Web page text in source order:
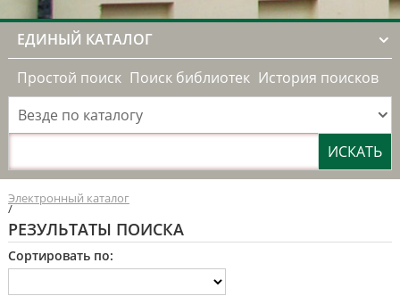
ЕДИНЫЙ КАТАЛОГ
Простой поиск Поиск библиотек История поисков
Везде по каталогу
Электронный каталог
/
РЕЗУЛЬТАТЫ ПОИСКА
Сортировать по: